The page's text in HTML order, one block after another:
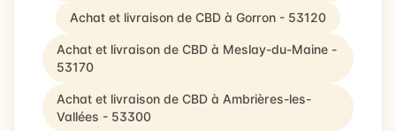
Achat et livraison de CBD à Gorron - 53120
Achat et livraison de CBD à Meslay-du-Maine -
53170
Achat et livraison de CBD à Ambrières-les-
Vallées - 53300